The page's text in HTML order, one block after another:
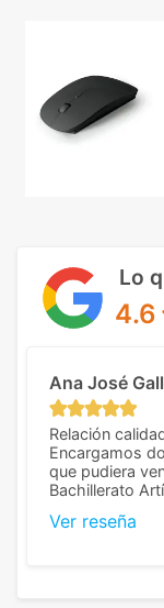
Lo
4.6
Ana José
Relación
Encargamos
que pudiera
Bachillerato
diferencia, con
Ver reseña